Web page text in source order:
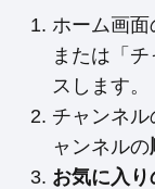
ホーム画面
または「
スします。
チャンネ
ャンネルの
お気に入